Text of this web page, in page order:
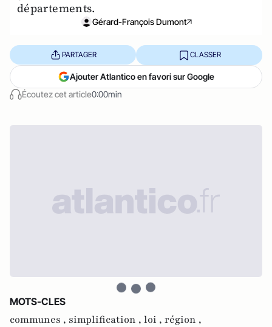
départements.
Gérard-François Dumont
Écoutez cet article0:00min
PARTAGER CLASSER
Ajouter Atlantico en favori sur Google
MOTS-CLES
communes , simplification , loi , région ,